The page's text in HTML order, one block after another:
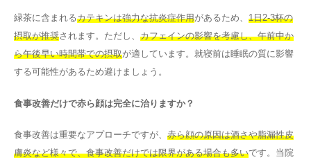
緑茶に含まれるカテキンは強力な抗炎症作用があるため、 1日2-3杯の
摂取が推奨されます。ただし、 カフェインの影響を考慮し、午前中か
ら午後早い時間帯での摂取が適しています。就寝前は睡眠の質に影響
する可能性があるため避けましょう。
食事改善だけで赤ら顔は完全に治りますか？
食事改善は重要なアプローチですが、 赤ら顔の原因は酒さや脂漏性皮
膚炎など様々で、食事改善だけでは限界がある場合も多いです。当院